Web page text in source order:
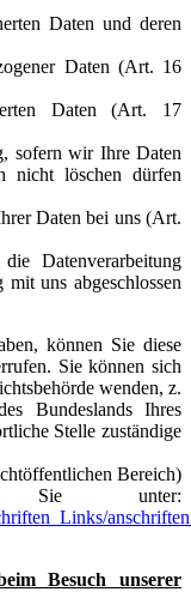
Daten und deren
Daten (Art. 16
Daten (Art. 17
sofern wir Ihre Daten
nicht löschen dürfen
Daten bei uns (Art.
Datenverarbeitung
uns abgeschlossen
können Sie diese
Sie können sich
wenden, z.
Bundeslands Ihres
Stelle zuständige
Bereich)
Sie unter:
Besuch unserer